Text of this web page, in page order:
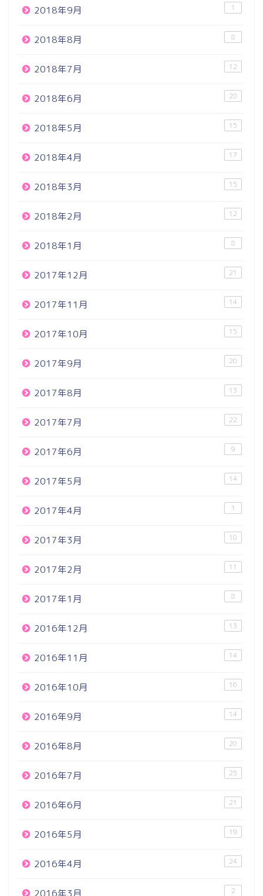
2018年9月 1
2018年8月 8
2018年7月 12
2018年6月 20
2018年5月 15
2018年4月 17
2018年3月 15
2018年2月 12
2018年1月 8
2017年12月 21
2017年11月 14
2017年10月 15
2017年9月 20
2017年8月 13
2017年7月 22
2017年6月 9
2017年5月 14
2017年4月 1
2017年3月 10
2017年2月 11
2017年1月 8
2016年12月 13
2016年11月 14
2016年10月 16
2016年9月 14
2016年8月 20
2016年7月 25
2016年6月 21
2016年5月 19
2016年4月 24
2016年3月 2